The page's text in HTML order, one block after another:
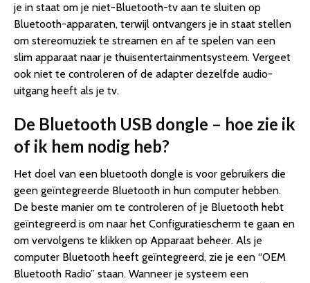
je in staat om je niet-Bluetooth-tv aan te sluiten op
Bluetooth-apparaten, terwijl ontvangers je in staat stellen
om stereomuziek te streamen en af te spelen van een
slim apparaat naar je thuisentertainmentsysteem. Vergeet
ook niet te controleren of de adapter dezelfde audio-
uitgang heeft als je tv.
De Bluetooth USB dongle – hoe zie ik
of ik hem nodig heb?
Het doel van een bluetooth dongle is voor gebruikers die
geen geïntegreerde Bluetooth in hun computer hebben.
De beste manier om te controleren of je Bluetooth hebt
geïntegreerd is om naar het Configuratiescherm te gaan en
om vervolgens te klikken op Apparaat beheer. Als je
computer Bluetooth heeft geïntegreerd, zie je een “OEM
Bluetooth Radio” staan. Wanneer je systeem een